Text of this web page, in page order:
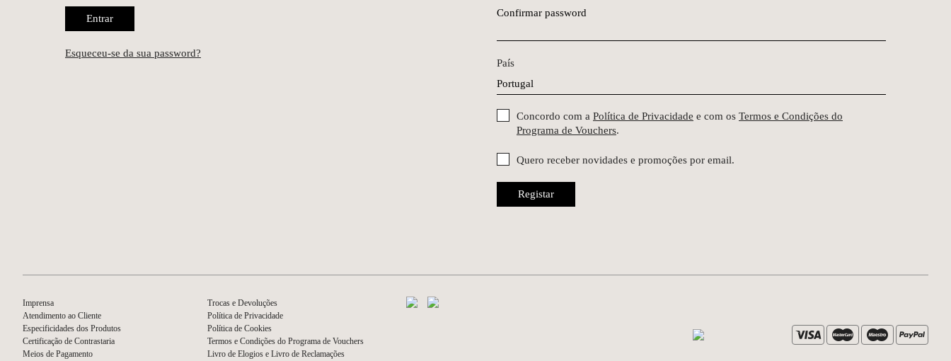
Entrar
Esqueceu-se da sua password?
Confirmar password
País
Concordo com a Política de Privacidade e com os Termos e Condições do
Programa de Vouchers.
Quero receber novidades e promoções por email.
Registar
Imprensa
Atendimento ao Cliente
Especificidades dos Produtos
Certificação de Contrastaria
Meios de Pagamento
Trocas e Devoluções
Política de Privacidade
Política de Cookies
Termos e Condições do Programa de Vouchers
Livro de Elogios e Livro de Reclamações